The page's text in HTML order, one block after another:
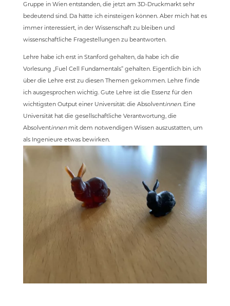
Gruppe in Wien entstanden, die jetzt am 3D-Druckmarkt sehr
bedeutend sind. Da hätte ich einsteigen können. Aber mich hat es
immer interessiert, in der Wissenschaft zu bleiben und
wissenschaftliche Fragestellungen zu beantworten.
Lehre habe ich erst in Stanford gehalten, da habe ich die
Vorlesung „Fuel Cell Fundamentals“ gehalten. Eigentlich bin ich
über die Lehre erst zu diesen Themen gekommen. Lehre finde
ich ausgesprochen wichtig. Gute Lehre ist die Essenz für den
wichtigsten Output einer Universität: die Absolventinnen. Eine
Universität hat die gesellschaftliche Verantwortung, die
Absolventinnenmit dem notwendigen Wissen auszustatten, um
als Ingenieure etwas bewirken.